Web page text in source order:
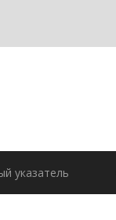
указатель